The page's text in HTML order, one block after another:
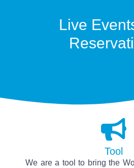
Live
Tool
We are a tool to bring the